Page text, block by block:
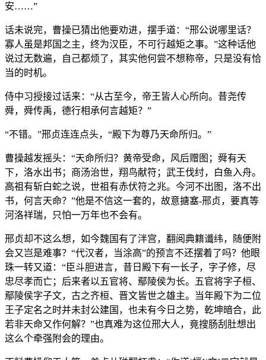
安……”
话未说完，曹操已猜出他要劝进，摆手道：“邢公说哪里话？
寡人虽是邦国之主，终为汉臣，不可行越矩之事。”这种话他
说过无数遍，自己都烦了，其实他何尝不想称帝，只是没有恰
当的时机。
侍中习授接过话来：“从古至今，帝王皆人心所向。昔尧传
舜，舜传禹，德行相承何言越矩？”
“不错。”邢贞连连点头，“殿下为尊乃天命所归。”
曹操越发摇头：“天命所归？黄帝受命，风后赠图；舜有天
下，洛水出书；商汤治世，翔鸟献符；武王伐纣，白鱼入舟。
高祖有斩白蛇之说，世祖有赤伏符之兆。今河不出图，洛不出
书，何言天命？”他是不信这一套的，故意搪塞-邢贞，要真等
河洛祥瑞，只怕一万年也不会有。
邢贞却不这么想，如今魏国有了泮宫，翻阅典籍谶纬，随便附
会又岂是难事？“代汉者，当涂高”的预言不还摆着了吗？他眼
珠一转又道：“臣斗胆进言，昔日殿下有一长子，字子修，尽
忠尽孝而亡；后来者以五官将、鄢陵侯为长。五官将字子桓、
鄢陵侯字子文，古之齐桓、晋文皆世之雄主。当年殿下为二位
王子定名之时并未封公建国，也未有今日之势，乾坤暗合，此
若非天命又作何解？”也真难为这位邢大人，竟搜肠刮肚想出
这么个牵强附会的理由。